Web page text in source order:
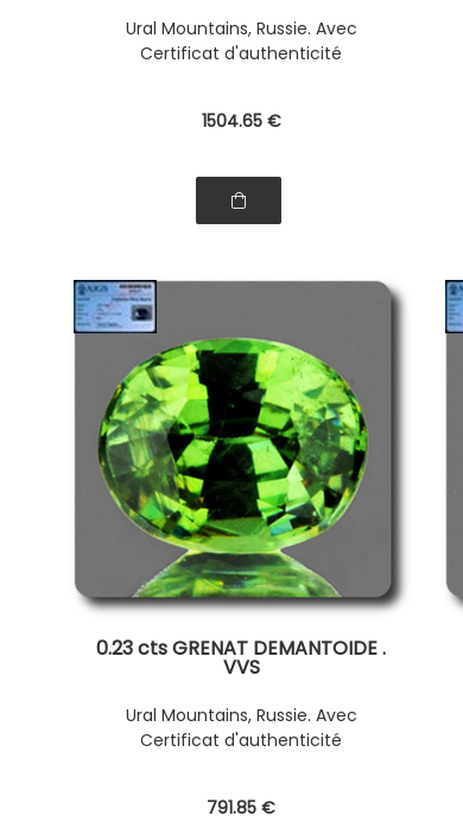
Ural Mountains, Russie. Avec
Certificat d'authenticité
1504.65 €
0.23 cts GRENAT DEMANTOIDE .
VVS
Ural Mountains, Russie. Avec
Certificat d'authenticité
791.85 €